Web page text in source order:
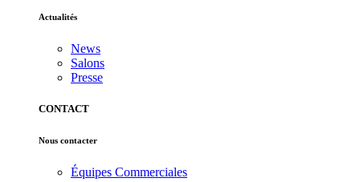
Actualités
News
Salons
Presse
CONTACT
Nous contacter
Équipes Commerciales